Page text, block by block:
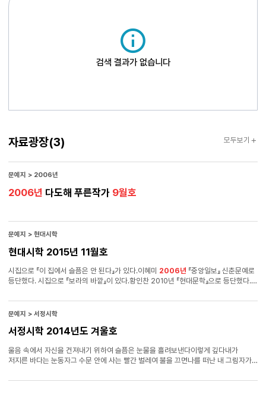
검색 결과가 없습니다
자료광장(3)
문예지 > 2006년
2006년 다도해 푸른작가 9월호
문예지 > 현대시학
현대시학 2015년 11월호
시집으로 『이 집에서 슬픔은 안 된다』가 있다.이혜미 2006년 『중앙일보』 신춘문예로
등단했다. 시집으로 『보라의 바깥』이 있다.황인찬 2010년 『현대문학』으로 등단했다.
문예지 > 서정시학
서정시학 2014년도 겨울호
울음 속에서 자신을 건져내기 위하여 슬픔은 눈물을 흘려보낸다이렇게 깊다내가
저지른 바다는 눈동자그 수문 안에 사는 빨간 벌레여 불을 끄면나를 떠난 내 그림자가
발목과 무릎과 허리로 잠기며 걸어가는 가슴께에서 빛의 뜰채에 걸려 던 져지는 곳
자료광장
모두보기